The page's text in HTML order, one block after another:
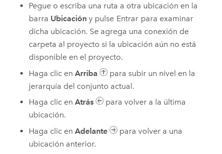
Pegue o escriba una ruta a otra ubicación en la
barra Ubicación y pulse Entrar para examinar
dicha ubicación. Se agrega una conexión de
carpeta al proyecto si la ubicación aún no está
disponible en el proyecto.
Haga clic enArriba
para subir un nivel en la
jerarquía del conjunto actual.
Haga clic enAtrás
para volver a la última
ubicación.
Haga clic enAdelante
para volver a una
ubicación anterior.